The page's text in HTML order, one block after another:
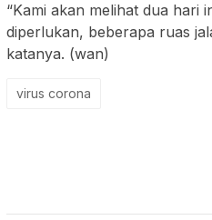
“Kami akan melihat dua hari
diperlukan, beberapa ruas
katanya. (wan)
virus corona